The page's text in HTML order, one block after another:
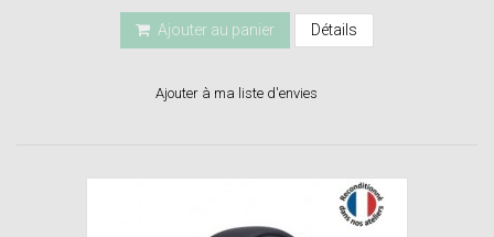
Ajouter au panier Détails
Ajouter à ma liste d'envies